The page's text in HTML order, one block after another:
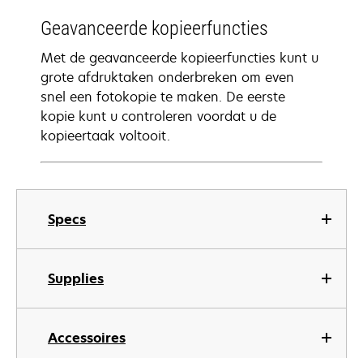
Specs
Supplies
Accessoires
Geavanceerde kopieerfuncties
Met de geavanceerde kopieerfuncties kunt u
grote afdruktaken onderbreken om even
snel een fotokopie te maken. De eerste
kopie kunt u controleren voordat u de
kopieertaak voltooit.